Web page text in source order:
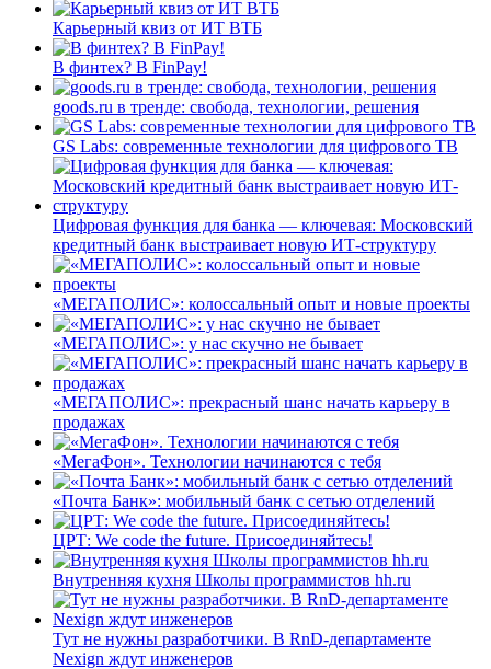
Карьерный квиз от ИТ ВТБ
В финтех? В FinPay!
goods.ru в тренде: свобода, технологии, решения
GS Labs: современные технологии для цифрового ТВ
Цифровая функция для банка — ключевая: Московский
кредитный банк выстраивает новую ИТ-структуру
«МЕГАПОЛИС»: колоссальный опыт и новые проекты
«МЕГАПОЛИС»: у нас скучно не бывает
«МЕГАПОЛИС»: прекрасный шанс начать карьеру в
продажах
«МегаФон». Технологии начинаются с тебя
«Почта Банк»: мобильный банк с сетью отделений
ЦРТ: We code the future. Присоединяйтесь!
Внутренняя кухня Школы программистов hh.ru
Тут не нужны разработчики. В RnD-департаменте
Nexign ждут инженеров